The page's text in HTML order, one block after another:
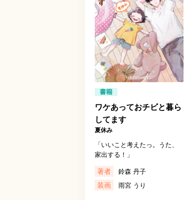
書籍
ワケあっておチビと暮ら
してます
夏休み
「いいこと考えたっ。うた、
家出する！」
著者 鈴森 丹子
装画 雨宮 うり